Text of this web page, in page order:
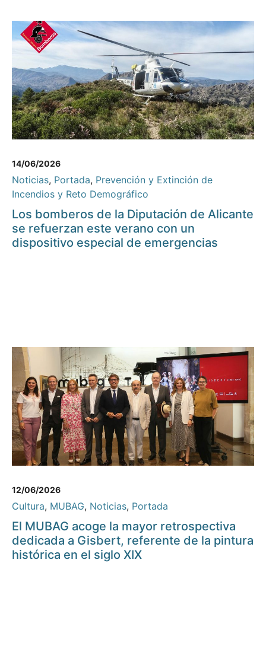
14/06/2026
Noticias, Portada, Prevención y Extinción de
Incendios y Reto Demográfico
Los bomberos de la Diputación de Alicante
se refuerzan este verano con un
dispositivo especial de emergencias
12/06/2026
Cultura, MUBAG, Noticias, Portada
El MUBAG acoge la mayor retrospectiva
dedicada a Gisbert, referente de la pintura
histórica en el siglo XIX